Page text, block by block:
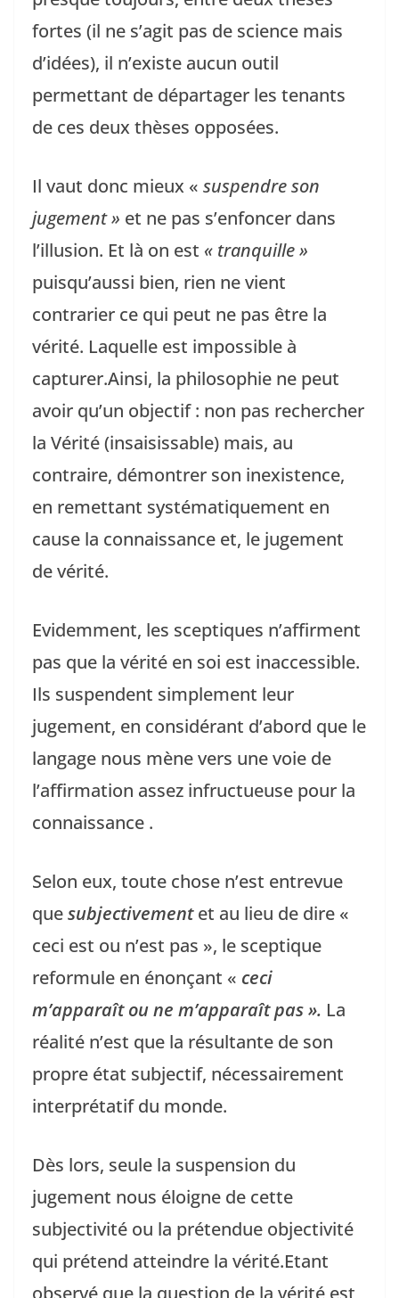
fortes (il ne s’agit pas de science mais
d’idées), il n’existe aucun outil
permettant de départager les tenants
de ces deux thèses opposées.
Il vaut donc mieux « suspendre son
jugement » et ne pas s’enfoncer dans
l’illusion. Et là on est « tranquille »
puisqu’aussi bien, rien ne vient
contrarier ce qui peut ne pas être la
vérité. Laquelle est impossible à
capturer.Ainsi, la philosophie ne peut
avoir qu’un objectif : non pas rechercher
la Vérité (insaisissable) mais, au
contraire, démontrer son inexistence,
en remettant systématiquement en
cause la connaissance et, le jugement
de vérité.
Evidemment, les sceptiques n’affirment
pas que la vérité en soi est inaccessible.
Ils suspendent simplement leur
jugement, en considérant d’abord que le
langage nous mène vers une voie de
l’affirmation assez infructueuse pour la
connaissance .
Selon eux, toute chose n’est entrevue
quesubjectivementet au lieu de dire «
ceci est ou n’est pas », le sceptique
reformule en énonçant « ceci
m’apparaît ou ne m’apparaît pas ». La
réalité n’est que la résultante de son
propre état subjectif, nécessairement
interprétatif du monde.
Dès lors, seule la suspension du
jugement nous éloigne de cette
subjectivité ou la prétendue objectivité
qui prétend atteindre la vérité.Etant
observé que la question de la vérité est